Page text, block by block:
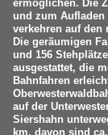
ermöglichen. Die
und zum Aufladen
verkehren auf den
Die geräumigen
und 156
ausgestattet, die
Bahnfahren
auf der
Siershahn
km, davon sind